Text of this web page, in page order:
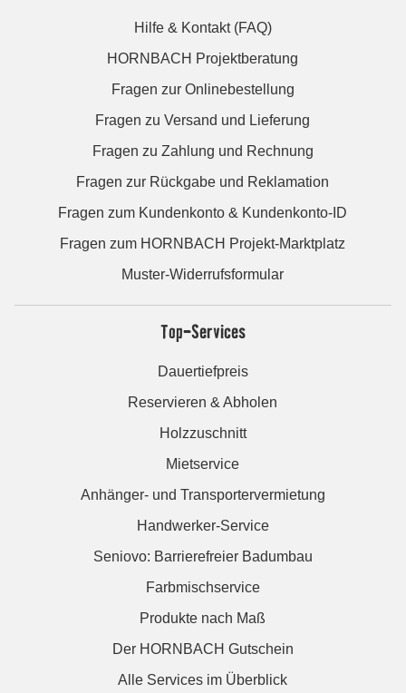
Hilfe & Kontakt (FAQ)
HORNBACH Projektberatung
Fragen zur Onlinebestellung
Fragen zu Versand und Lieferung
Fragen zu Zahlung und Rechnung
Fragen zur Rückgabe und Reklamation
Fragen zum Kundenkonto & Kundenkonto-ID
Fragen zum HORNBACH Projekt-Marktplatz
Muster-Widerrufsformular
Top-Services
Dauertiefpreis
Reservieren & Abholen
Holzzuschnitt
Mietservice
Anhänger- und Transportervermietung
Handwerker-Service
Seniovo: Barrierefreier Badumbau
Farbmischservice
Produkte nach Maß
Der HORNBACH Gutschein
Alle Services im Überblick